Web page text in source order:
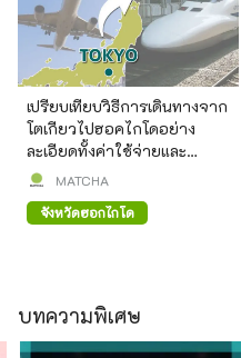
เปรียบเทียบวิธีการเดินทางจาก
โตเกียวไปฮอคไกโดอย่าง
ละเอียดทั้งค่าใช้จ่ายและ
เวลา！MATCHA
จังหวัดฮอกไกโด
บทความพิเศษ